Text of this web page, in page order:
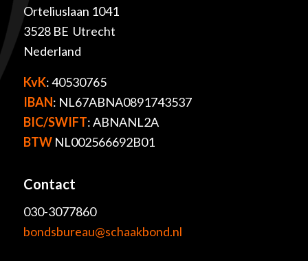
Orteliuslaan 1041
3528 BE Utrecht
Nederland
KvK: 40530765
IBAN: NL67ABNA0891743537
BIC/SWIFT: ABNANL2A
BTWNL002566692B01
Contact
030-3077860
bondsbureau@schaakbond.nl